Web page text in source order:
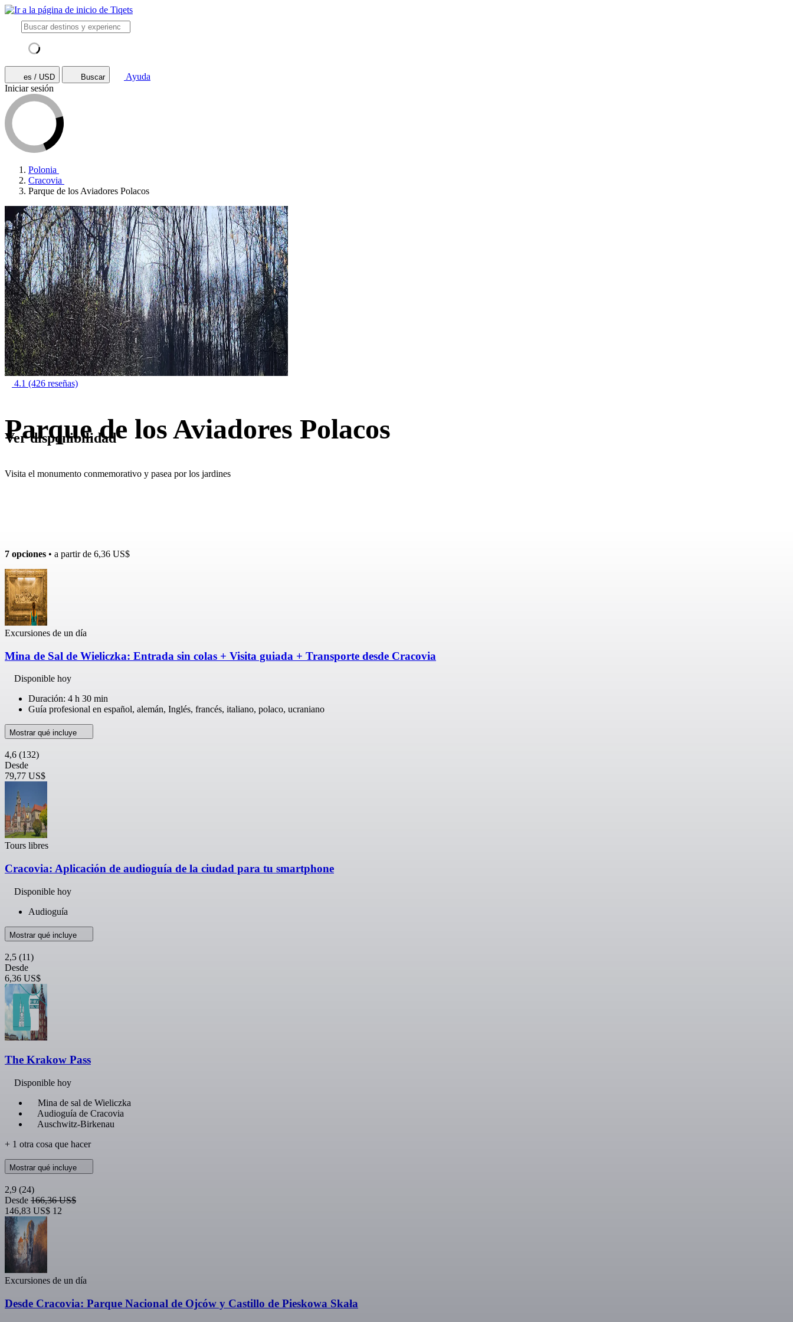
es / USD Buscar
Ayuda
Iniciar sesión
Polonia
Cracovia
Parque de los Aviadores Polacos
4.1 (426 reseñas)
Parque de los Aviadores Polacos
Visita el monumento conmemorativo y pasea por los jardines
Ver disponibilidad
7 opciones • a partir de 6,36 US$
Excursiones de un día
Mina de Sal de Wieliczka: Entrada sin colas + Visita guiada + Transporte desde Cracovia
Disponible hoy
Duración: 4 h 30 min
Guía profesional en español, alemán, Inglés, francés, italiano, polaco, ucraniano
Mostrar qué incluye
4,6 (132)
Desde
79,77 US$
Tours libres
Cracovia: Aplicación de audioguía de la ciudad para tu smartphone
Disponible hoy
Audioguía
Mostrar qué incluye
2,5 (11)
Desde
6,36 US$
The Krakow Pass
Disponible hoy
Mina de sal de Wieliczka
Audioguía de Cracovia
Auschwitz-Birkenau
+ 1 otra cosa que hacer
Mostrar qué incluye
2,9 (24)
Desde 166,36 US$
146,83 US$ 12
Excursiones de un día
Desde Cracovia: Parque Nacional de Ojców y Castillo de Pieskowa Skała